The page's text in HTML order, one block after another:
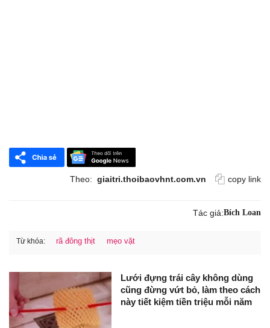
Theo: giaitri.thoibaovhnt.com.vn copy link
Tác giả:Bích Loan
Từ khóa: rã đông thịt mẹo vặt
Lưới đựng trái cây không dùng
cũng đừng vứt bỏ, làm theo cách
này tiết kiệm tiền triệu mỗi năm